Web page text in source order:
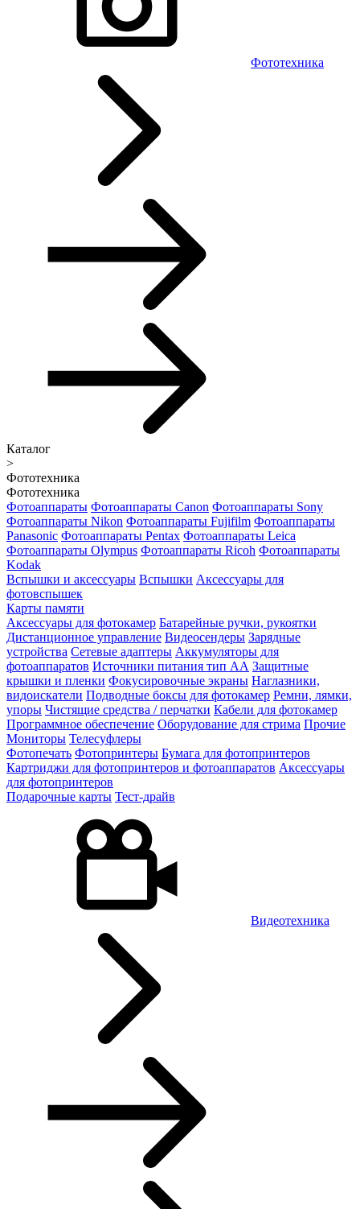
Фототехника
Каталог
>
Фототехника
Фототехника
Фотоаппараты Фотоаппараты Canon Фотоаппараты Sony
Фотоаппараты Nikon Фотоаппараты Fujifilm Фотоаппараты
Panasonic Фотоаппараты Pentax Фотоаппараты Leica
Фотоаппараты Olympus Фотоаппараты Ricoh Фотоаппараты
Kodak
Вспышки и аксессуары Вспышки Аксессуары для
фотовспышек
Карты памяти
Аксессуары для фотокамер Батарейные ручки, рукоятки
Дистанционное управление Видеосендеры Зарядные
устройства Сетевые адаптеры Аккумуляторы для
фотоаппаратов Источники питания тип АА Защитные
крышки и пленки Фокусировочные экраны Наглазники,
видоискатели Подводные боксы для фотокамер Ремни, лямки,
упоры Чистящие средства / перчатки Кабели для фотокамер
Программное обеспечение Оборудование для стрима Прочие
Мониторы Телесуфлеры
Фотопечать Фотопринтеры Бумага для фотопринтеров
Картриджи для фотопринтеров и фотоаппаратов Аксессуары
для фотопринтеров
Подарочные карты Тест-драйв
Видеотехника